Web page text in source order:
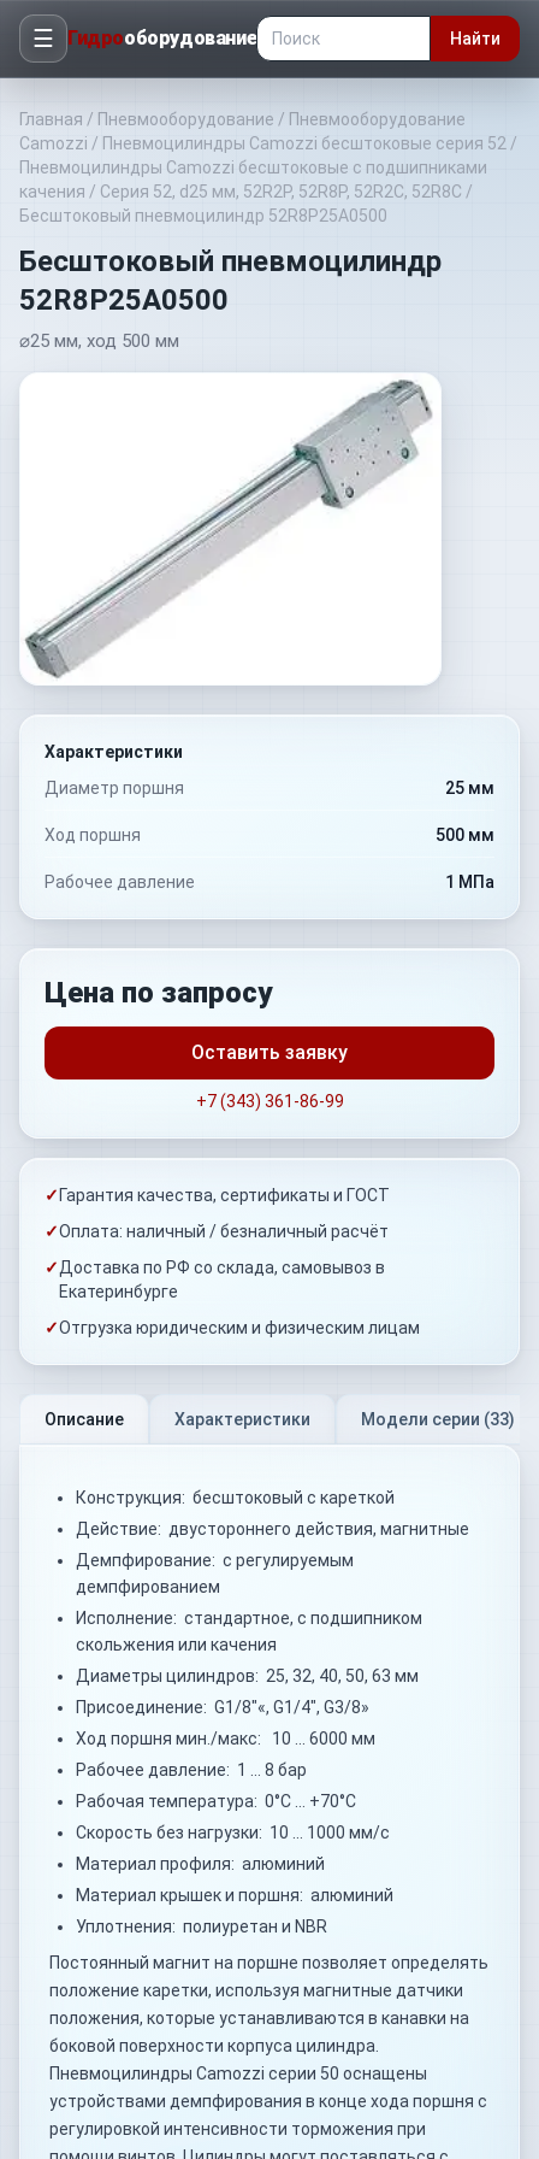
☰ Гидрооборудование Найти
Главная / Пневмооборудование / Пневмооборудование
Camozzi / Пневмоцилиндры Camozzi бесштоковые серия 52 /
Пневмоцилиндры Camozzi бесштоковые с подшипниками
качения / Серия 52, d25 мм, 52R2P, 52R8P, 52R2C, 52R8C /
Бесштоковый пневмоцилиндр 52R8P25A0500
Бесштоковый пневмоцилиндр
52R8P25A0500
⌀25 мм, ход 500 мм
Характеристики
Диаметр поршня
25 мм
Ход поршня 500 мм
Рабочее давление 1 МПа
Цена по запросу
Оставить заявку
+7 (343) 361-86-99
✓ Гарантия качества, сертификаты и ГОСТ
✓Оплата: наличный / безналичный расчёт
✓Доставка по РФ со склада, самовывоз в
Екатеринбурге
✓Отгрузка юридическим и физическим лицам
Описание Характеристики Модели серии (33)
Конструкция: бесштоковый с кареткой
Действие: двустороннего действия, магнитные
Демпфирование: с регулируемым
демпфированием
Исполнение: стандартное, с подшипником
скольжения или качения
Диаметры цилиндров: 25, 32, 40, 50, 63 мм
Присоединение: G1/8"«, G1/4", G3/8»
Ход поршня мин./макс: 10 … 6000 мм
Рабочее давление: 1 … 8 бар
Рабочая температура: 0°C … +70°C
Скорость без нагрузки: 10 … 1000 мм/с
Материал профиля: алюминий
Материал крышек и поршня: алюминий
Уплотнения: полиуретан и NBR
Постоянный магнит на поршне позволяет определять
положение каретки, используя магнитные датчики
положения, которые устанавливаются в канавки на
боковой поверхности корпуса цилиндра.
Пневмоцилиндры Camozzi серии 50 оснащены
устройствами демпфирования в конце хода поршня с
регулировкой интенсивности торможения при